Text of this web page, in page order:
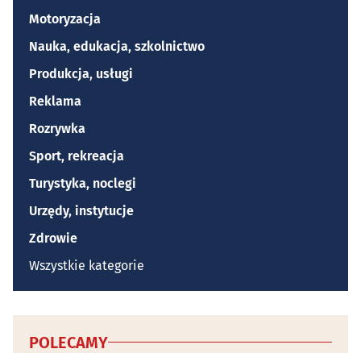
Motoryzacja
Nauka, edukacja, szkolnictwo
Produkcja, usługi
Reklama
Rozrywka
Sport, rekreacja
Turystyka, noclegi
Urzędy, instytucje
Zdrowie
Wszystkie kategorie
POLECAMY